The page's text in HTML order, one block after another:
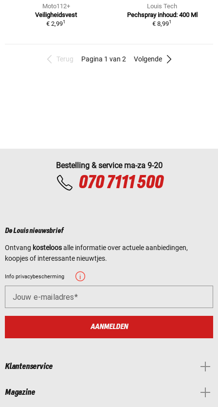
Moto112+
Veiligheidsvest
€ 2,991
Louis Tech
Pechspray inhoud: 400 Ml
€ 8,991
Terug Pagina 1 van 2 Volgende
Bestelling & service ma-za 9-20
070 7111 500
De Louis nieuwsbrief
Ontvang kosteloosalle informatie over actuele aanbiedingen,
koopjes of interessante nieuwtjes.
Info privacybescherming
Jouw e-mailadres
AANMELDEN
Klantenservice
Magazine